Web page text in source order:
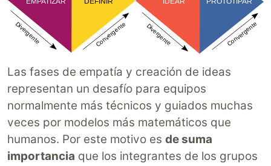
Las fases de empatía y creación de ideas
representan un desafío para equipos
normalmente más técnicos y guiados muchas
veces por modelos más matemáticos que
humanos. Por este motivo es de suma
importancia que los integrantes de los grupos